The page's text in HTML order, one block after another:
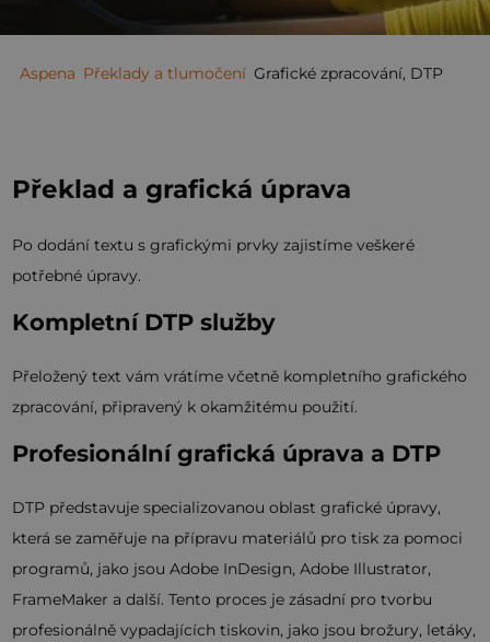
Aspena Překlady a tlumočení Grafické zpracování, DTP
Překlad a grafická úprava
Po dodání textu s grafickými prvky zajistíme veškeré
potřebné úpravy.
Kompletní DTP služby
Přeložený text vám vrátíme včetně kompletního grafického
zpracování, připravený k okamžitému použití.
Profesionální grafická úprava a DTP
DTP představuje specializovanou oblast grafické úpravy,
která se zaměřuje na přípravu materiálů pro tisk za pomoci
programů, jako jsou Adobe InDesign, Adobe Illustrator,
FrameMaker a další. Tento proces je zásadní pro tvorbu
profesionálně vypadajících tiskovin, jako jsou brožury, letáky,